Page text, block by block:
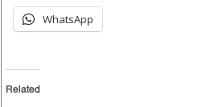
WhatsApp
Related